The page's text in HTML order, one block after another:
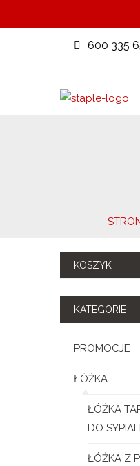
600 335
KOSZYK
KATEGORIE
PROMOCJE
ŁÓŻKA
ŁÓŻKA
DO
ŁÓŻKA Z